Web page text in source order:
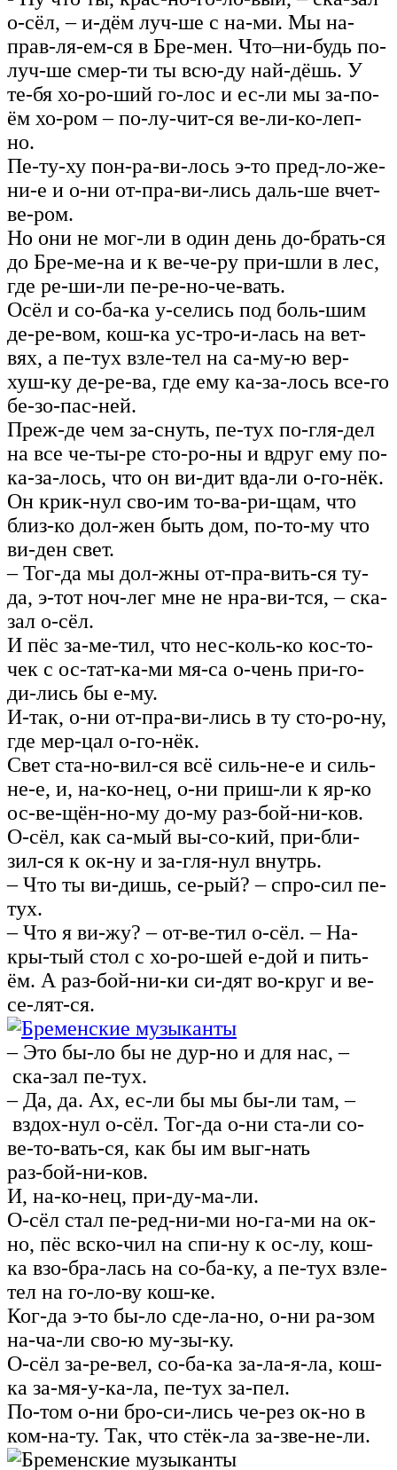
о-сёл, – и-дём луч-ше с на‑ми. Мы на-
прав-ля-ем-ся в Бре-мен. Что–ни-будь по-
луч-ше смер-ти ты всю-ду най-дёшь. У
те-бя хо-ро-ший го-лос и ес-ли мы за-по-
ём хо-ром – по-лу-чит-ся ве-ли-ко-леп-
но.
Пе-ту-ху пон-ра-ви-лось э-то пред-ло-же-
ни-е и о-ни от-пра-ви-лись даль-ше вчет-
ве-ром.
Но они не мог-ли в один день до-брать-ся
до Бре-ме-на и к ве-че-ру при-шли в лес,
где ре-ши-ли пе-ре-но-че-вать.
Осёл и со-ба-ка у-селись под боль-шим
де-ре-вом, кош-ка ус‑тро‑и‑лась на вет-
вях, а пе-тух взле-тел на са-му-ю вер-
хуш-ку де‑ре‑ва, где ему ка-за-лось все-го
бе-зо-пас-ней.
Преж-де чем за-снуть, пе-тух по-гля-дел
на все че-ты-ре сто-ро-ны и вдруг ему по-
ка-за-лось, что он ви-дит вда-ли о-го-нёк.
Он крик-нул сво-им то-ва-ри-щам, что
близ-ко дол-жен быть дом, по-то-му что
ви-ден свет.
– Тог-да мы дол-жны от-пра-вить-ся ту-
да, э-тот ноч-лег мне не нра‑ви-тся, – ска-
зал о-сёл.
И пёс за-ме-тил, что нес-коль-ко кос-то-
чек с ос-тат-ка-ми мя-са о‑чень при-го-
ди-лись бы е-му.
И-так, о-ни от-пра-ви-лись в ту сто-ро-ну,
где мер-цал о-го-нёк.
Свет ста-но-вил-ся всё силь-не-е и силь-
не-е, и, на-ко-нец, о-ни приш-ли к яр-ко
ос-ве-щён-но-му до-му раз-бой-ни-ков.
О-сёл, как са-мый вы-со-кий, при-бли-
зил-ся к ок-ну и за-гля-нул внутрь.
– Что ты ви-дишь, се-рый? – спро-сил пе-
тух.
– Что я ви-жу? – от-ве-тил о-сёл. – На-
кры-тый стол с хо-ро-шей е‑дой и пить-
ём. А раз-бой-ни-ки си-дят во-круг и ве-
се-лят-ся.
– Это бы-ло бы не дур-но и для нас, –
ска-зал пе-тух.
– Да, да. Ах, ес-ли бы мы бы-ли там, –
вздох-нул о-сёл. Тог-да о-ни ста-ли со-
ве-то-вать-ся, как бы им выг-нать
раз‑бой‑ни‑ков.
И, на-ко-нец, при-ду-ма-ли.
О-сёл стал пе-ред-ни-ми но-га-ми на ок-
но, пёс вско-чил на спи-ну к ос-лу, кош-
ка взо-бра-лась на со-ба-ку, а пе-тух взле-
тел на го-ло-ву кош-ке.
Ког-да э-то бы-ло сде-ла-но, о-ни ра-зом
на-ча-ли сво-ю му-зы-ку.
О-сёл за-ре-вел, со-ба-ка за-ла-я-ла, кош-
ка за-мя-у-ка-ла, пе-тух за‑пел.
По-том о-ни бро-си-лись че-рез ок-но в
ком-на-ту. Так, что стёк-ла за-зве-не-ли.